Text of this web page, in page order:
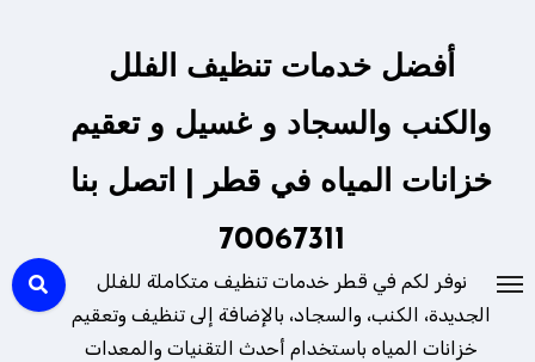
أفضل خدمات تنظيف الفلل
والكنب والسجاد و غسيل و تعقيم
خزانات المياه في قطر | اتصل بنا
70067311
نوفر لكم في قطر خدمات تنظيف متكاملة للفلل
الجديدة، الكنب، والسجاد، بالإضافة إلى تنظيف وتعقيم
خزانات المياه باستخدام أحدث التقنيات والمعدات